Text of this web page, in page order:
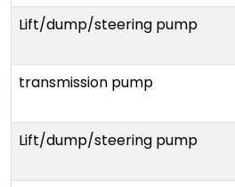
Lift/dump/steering pump
transmission pump
Lift/dump/steering pump